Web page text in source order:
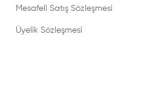
Mesafeli Satış Sözleşmesi
Üyelik Sözleşmesi